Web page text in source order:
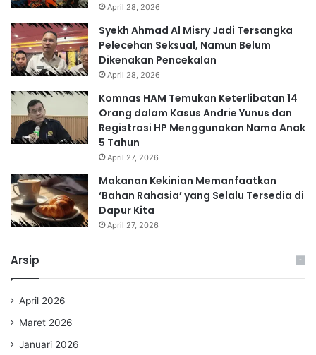
April 28, 2026
Syekh Ahmad Al Misry Jadi Tersangka
Pelecehan Seksual, Namun Belum
Dikenakan Pencekalan
April 28, 2026
Komnas HAM Temukan Keterlibatan 14
Orang dalam Kasus Andrie Yunus dan
Registrasi HP Menggunakan Nama Anak
5 Tahun
April 27, 2026
Makanan Kekinian Memanfaatkan
‘Bahan Rahasia’ yang Selalu Tersedia di
Dapur Kita
April 27, 2026
Arsip
April 2026
Maret 2026
Januari 2026